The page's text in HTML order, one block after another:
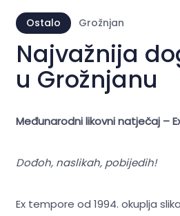
Ostalo Grožnjan
Najvažnija
u Grožnjanu
Međunarodni likovni natječaj –
Dođoh, naslikah, pobijedih!
Ex tempore od 1994. okuplja